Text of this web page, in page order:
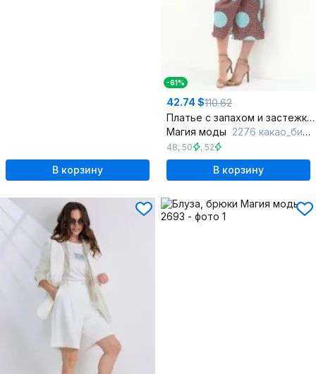
В корзину
-61%
42.74 $110.62
Платье с запахом и застежкой на спинке из струящейся ткани
Магия моды 2276 какао_бирюза
48, 50 , 52
В корзину